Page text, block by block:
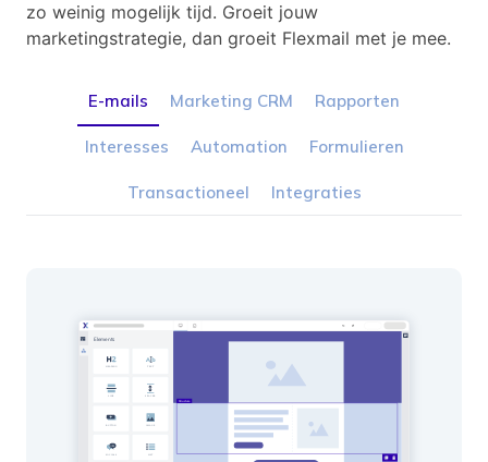
zo weinig mogelijk tijd. Groeit jouw
marketingstrategie, dan groeit Flexmail met je mee.
E-mails Marketing CRM Rapporten
Interesses Automation Formulieren
Transactioneel Integraties